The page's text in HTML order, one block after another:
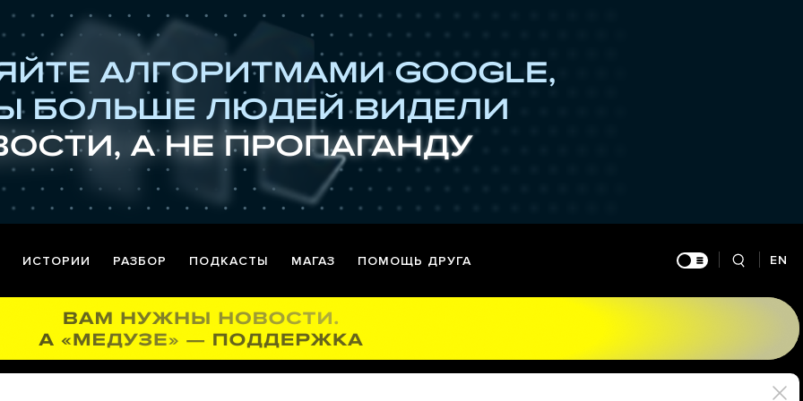
ИСТОРИИ РАЗБОР ПОДКАСТЫ МАГАЗ ПОМОЩЬ ДРУГА EN